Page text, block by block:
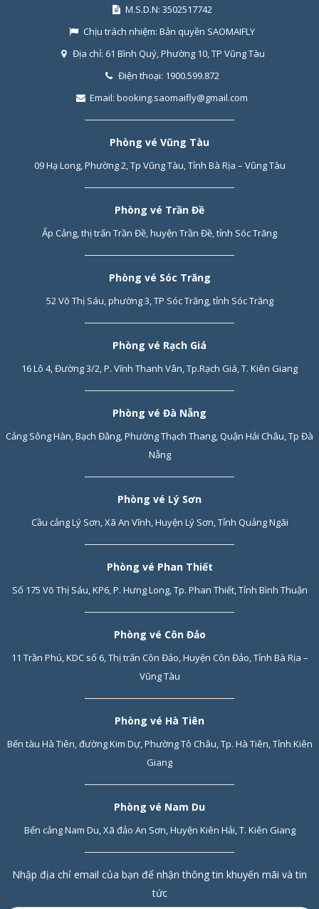
M.S.D.N: 3502517742
Chịu trách nhiệm: Bản quyền SAOMAIFLY
Địa chỉ: 61 Bình Quý, Phường 10, TP Vũng Tàu
Điện thoại: 1900.599.872
Email: booking.saomaifly@gmail.com
Phòng vé Vũng Tàu
09 Hạ Long, Phường 2, Tp Vũng Tàu, Tỉnh Bà Rịa – Vũng Tàu
Phòng vé Trần Đề
Ấp Cảng, thị trấn Trần Đề, huyện Trần Đề, tỉnh Sóc Trăng
Phòng vé Sóc Trăng
52 Võ Thị Sáu, phường 3, TP Sóc Trăng, tỉnh Sóc Trăng
Phòng vé Rạch Giá
16 Lô 4, Đường 3/2, P. Vĩnh Thanh Vân, Tp.Rạch Giá, T. Kiên Giang
Phòng vé Đà Nẵng
Cảng Sông Hàn, Bạch Đằng, Phường Thạch Thang, Quận Hải Châu, Tp Đà
Nẵng
Phòng vé Lý Sơn
Cầu cảng Lý Sơn, Xã An Vĩnh, Huyện Lý Sơn, Tỉnh Quảng Ngãi
Phòng vé Phan Thiết
Số 175 Võ Thị Sáu, KP6, P. Hưng Long, Tp. Phan Thiết, Tỉnh Bình Thuận
Phòng vé Côn Đảo
11 Trần Phú, KDC số 6, Thị trấn Côn Đảo, Huyện Côn Đảo, Tỉnh Bà Rịa –
Vũng Tàu
Phòng vé Hà Tiên
Bến tàu Hà Tiên, đường Kim Dự, Phường Tô Châu, Tp. Hà Tiên, Tỉnh Kiên
Giang
Phòng vé Nam Du
Bến cảng Nam Du, Xã đảo An Sơn, Huyện Kiên Hải, T. Kiên Giang
Nhập địa chỉ email của bạn để nhận thông tin khuyến mãi và tin
tức